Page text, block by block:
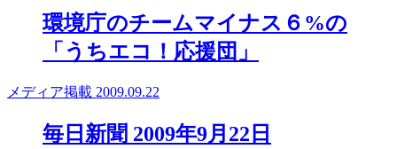
環境庁のチームマイナス６%の
「うちエコ！応援団」
メディア掲載 2009.09.22
毎日新聞 2009年9月22日